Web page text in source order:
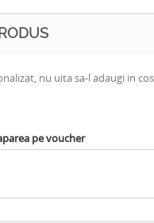
nu uita sa-l adaugi in
pe voucher